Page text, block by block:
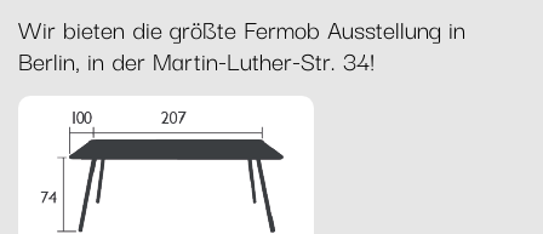
Wir bieten die größte Fermob Ausstellung in
Berlin, in der Martin-Luther-Str. 34!